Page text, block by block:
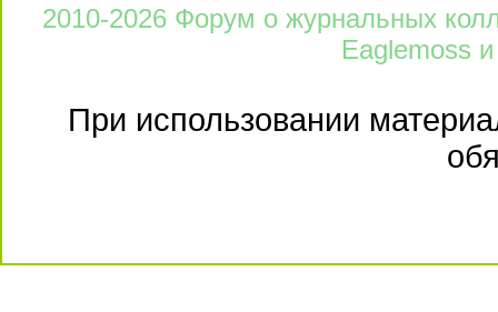
2010-2026 Форум о журнальных
Eaglemoss и
При использовании